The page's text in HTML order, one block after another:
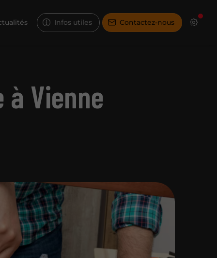
Infos utiles Contactez-nous
Vienne